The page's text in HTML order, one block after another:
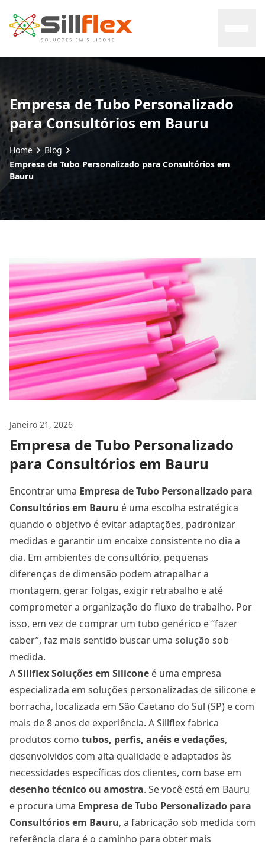
Home
Sobre nós
Mercados
Blog
Empresa de Tubo Personalizado
para Consultórios em Bauru
Home
Blog
Empresa de Tubo Personalizado para Consultórios em
Bauru
Janeiro 21, 2026
Empresa de Tubo Personalizado
para Consultórios em Bauru
Encontrar uma Empresa de Tubo Personalizado para
Consultóriosem Bauru é uma escolha estratégica
quando o objetivo é evitar adaptações, padronizar
medidas e garantir um encaixe consistente no dia a
dia. Em ambientes de consultório, pequenas
diferenças de dimensão podem atrapalhar a
montagem, gerar folgas, exigir retrabalho e até
comprometer a organização do fluxo de trabalho. Por
isso, em vez de comprar um tubo genérico e “fazer
caber”, faz mais sentido buscar uma solução sob
medida.
ASillflex Soluções em Silicone é uma empresa
especializada em soluções personalizadas de silicone e
borracha, localizada em São Caetano do Sul (SP) e com
mais de 8 anos de experiência. A Sillflex fabrica
produtos como tubos, perfis, anéis e vedações,
desenvolvidos com alta qualidade e adaptados às
necessidades específicas dos clientes, com base em
desenho técnico ou amostra. Se você está em Bauru
e procura uma Empresa de Tubo Personalizado para
Consultóriosem Bauru, a fabricação sob medida com
referência clara é o caminho para obter mais